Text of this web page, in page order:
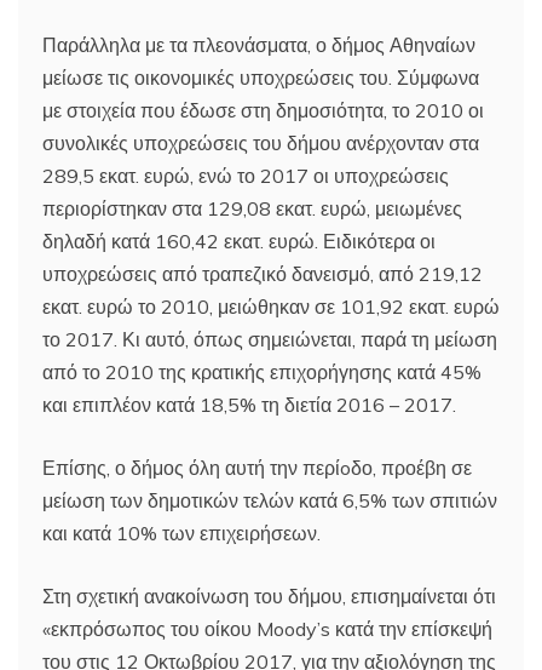
Παράλληλα με τα πλεονάσματα, ο δήμος Αθηναίων
μείωσε τις οικονομικές υποχρεώσεις του. Σύμφωνα
με στοιχεία που έδωσε στη δημοσιότητα, το 2010 οι
συνολικές υποχρεώσεις του δήμου ανέρχονταν στα
289,5 εκατ. ευρώ, ενώ το 2017 οι υποχρεώσεις
περιορίστηκαν στα 129,08 εκατ. ευρώ, μειωμένες
δηλαδή κατά 160,42 εκατ. ευρώ. Ειδικότερα οι
υποχρεώσεις από τραπεζικό δανεισμό, από 219,12
εκατ. ευρώ το 2010, μειώθηκαν σε 101,92 εκατ. ευρώ
το 2017. Κι αυτό, όπως σημειώνεται, παρά τη μείωση
από το 2010 της κρατικής επιχορήγησης κατά 45%
και επιπλέον κατά 18,5% τη διετία 2016 – 2017.
Επίσης, ο δήμος όλη αυτή την περίoδο, προέβη σε
μείωση των δημοτικών τελών κατά 6,5% των σπιτιών
και κατά 10% των επιχειρήσεων.
Στη σχετική ανακοίνωση του δήμου, επισημαίνεται ότι
«εκπρόσωπος του οίκου Moody’s κατά την επίσκεψή
του στις 12 Οκτωβρίου 2017, για την αξιολόγηση της